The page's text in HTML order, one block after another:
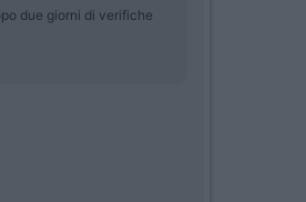
due giorni di verifiche